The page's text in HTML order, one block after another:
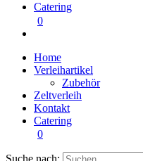
Catering
0
Home
Verleihartikel
Zubehör
Zeltverleih
Kontakt
Catering
0
Suche nach: